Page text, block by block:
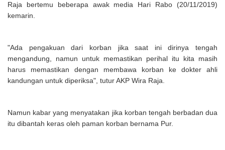
Raja bertemu beberapa awak media Hari Rabo (20/11/2019)
kemarin.
"Ada pengakuan dari korban jika saat ini dirinya tengah
mengandung, namun untuk memastikan perihal itu kita masih
harus memastikan dengan membawa korban ke dokter ahli
kandungan untuk diperiksa", tutur AKP Wira Raja.
Namun kabar yang menyatakan jika korban tengah berbadan dua
itu dibantah keras oleh paman korban bernama Pur.